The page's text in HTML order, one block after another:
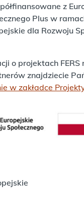
z
Plus w
dla Rozwoju
o projektach FERS
znajdziecie
w zakładce